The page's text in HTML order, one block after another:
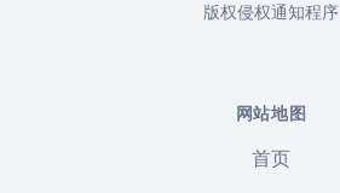
版权侵权通知程序
网站地图
首页